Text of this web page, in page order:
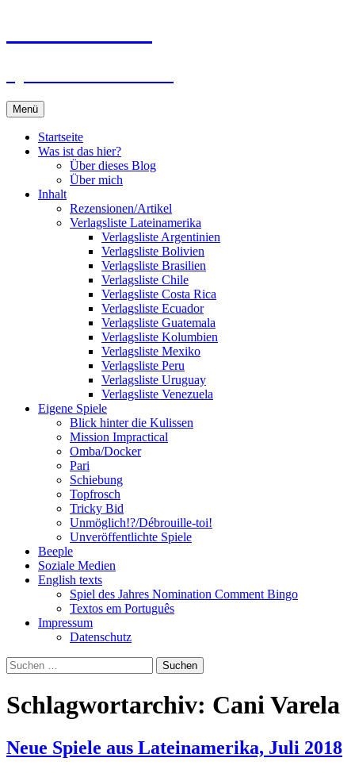
Menü
Startseite
Was ist das hier?
Über dieses Blog
Über mich
Inhalt
Rezensionen/Artikel
Verlagsliste Lateinamerika
Verlagsliste Argentinien
Verlagsliste Bolivien
Verlagsliste Brasilien
Verlagsliste Chile
Verlagsliste Costa Rica
Verlagsliste Ecuador
Verlagsliste Guatemala
Verlagsliste Kolumbien
Verlagsliste Mexiko
Verlagsliste Peru
Verlagsliste Uruguay
Verlagsliste Venezuela
Eigene Spiele
Blick hinter die Kulissen
Mission Impractical
Omba/Docker
Pari
Schiebung
Topfrosch
Tricky Bid
Unmöglich!?/Débrouille-toi!
Unveröffentlichte Spiele
Beeple
Soziale Medien
English texts
Spiel des Jahres Nomination Comment Bingo
Textos em Português
Impressum
Datenschutz
Suchen
nach:
Schlagwortarchiv: Cani Varela
Neue Spiele aus Lateinamerika, Juli 2018